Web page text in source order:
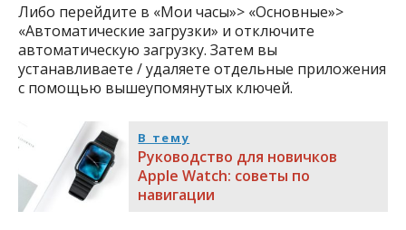
Либо перейдите в «Мои часы»> «Основные»>
«Автоматические загрузки» и отключите
автоматическую загрузку. Затем вы
устанавливаете / удаляете отдельные приложения
с помощью вышеупомянутых ключей.
В тему
Руководство для новичков
Apple Watch: советы по
навигации